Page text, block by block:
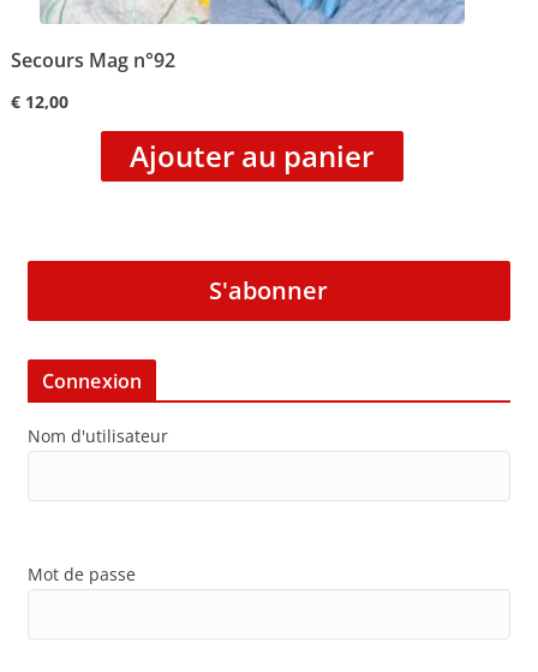
Secours Mag n°92
€12,00
Ajouter au panier
S'abonner
Connexion
Nom d'utilisateur
Mot de passe